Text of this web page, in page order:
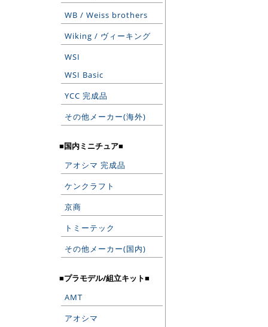
WB / Weiss brothers
Wiking / ヴィーキング
WSI
WSI Basic
YCC 完成品
その他メーカー(海外)
■国内ミニチュア■
アオシマ 完成品
ケンクラフト
京商
トミーテック
その他メーカー(国内)
■プラモデル/組立キット■
AMT
アオシマ